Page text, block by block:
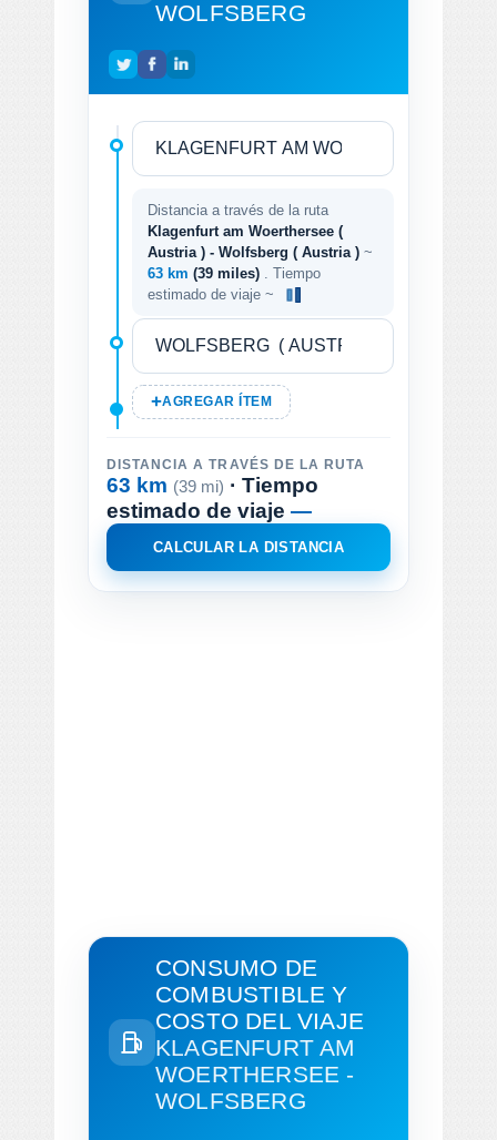
WOLFSBERG
Distancia a través de la ruta
Klagenfurt am Woerthersee (
Austria ) - Wolfsberg ( Austria ) ~
63 km (39 miles)
. Tiempo
estimado de viaje ~
AGREGAR ÍTEM
DISTANCIA A TRAVÉS DE LA RUTA
63 km (39 mi) · Tiempo
estimado de viaje —
CALCULAR LA DISTANCIA
CONSUMO DE
COMBUSTIBLE Y
COSTO DEL VIAJE
KLAGENFURT AM
WOERTHERSEE -
WOLFSBERG